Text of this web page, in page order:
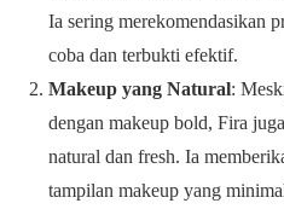
Ia sering merekomendasikan
coba dan terbukti efektif.
Makeup yang Natural:
dengan makeup bold, Fira
natural dan fresh. Ia
tampilan makeup yang